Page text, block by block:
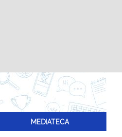
MEDIATECA